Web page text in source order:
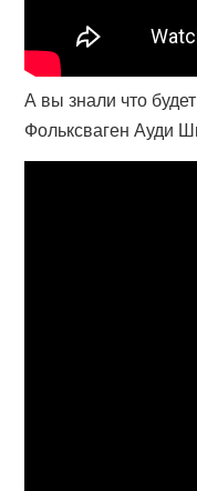
А вы знали что
Фольксваген Ауди